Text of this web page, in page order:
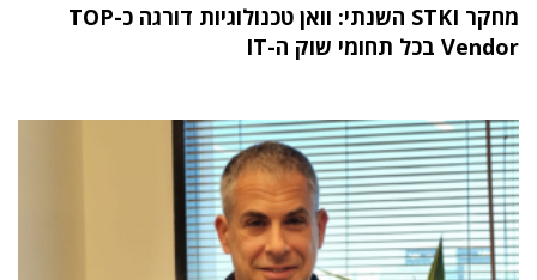
מחקר STKI השנתי: וואן טכנולוגיות דורגה כ-TOP
Vendor בכל תחומי שוק ה-IT